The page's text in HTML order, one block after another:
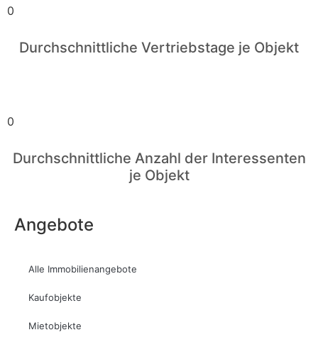
0
Durchschnittliche Vertriebstage je Objekt
0
Durchschnittliche Anzahl der Interessenten
je Objekt
Angebote
Alle Immobilienangebote
Kaufobjekte
Mietobjekte